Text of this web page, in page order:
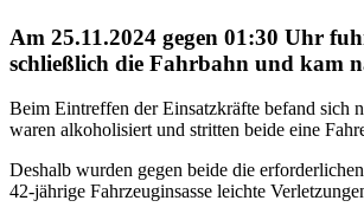
Am 25.11.2024 gegen 01:30 Uhr
schließlich die Fahrbahn und kam
Beim Eintreffen der Einsatzkräfte befand sich
waren alkoholisiert und stritten beide eine
Deshalb wurden gegen beide die
42-jährige Fahrzeuginsasse leichte